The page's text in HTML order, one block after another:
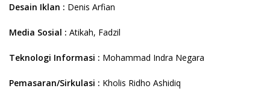
Desain Iklan : Denis Arfian
Media Sosial : Atikah, Fadzil
Teknologi Informasi : Mohammad Indra Negara
Pemasaran/Sirkulasi : Kholis Ridho Ashidiq